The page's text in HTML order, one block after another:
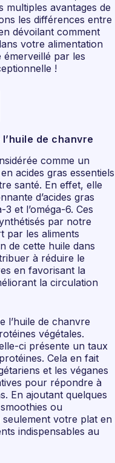
avantages de
les différences entre
dévoilant comment
votre alimentation
par les
!
de chanvre
comme un
acides gras essentiels
santé. En effet, elle
d’acides gras
et l’oméga-6. Ces
par notre
par les aliments
de cette huile dans
à réduire le
en favorisant la
la circulation
l’huile de chanvre
végétales.
ci présente un taux
Cela en fait
et les véganes
pour répondre à
En ajoutant quelques
ou
votre plat en
indispensables au